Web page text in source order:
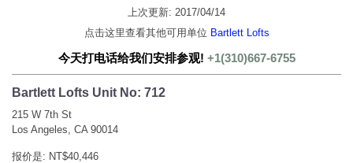
上次更新: 2017/04/14
点击这里查看其他可用单位 Bartlett Lofts
今天打电话给我们安排参观! +1(310)667-6755
Bartlett Lofts Unit No: 712
215 W 7th St
Los Angeles, CA 90014
报价是: NT$40,446